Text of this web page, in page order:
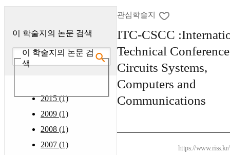
이 학술지의 논문 검색
이 학술지의 논문 검
색
2015 (1)
2009 (1)
2008 (1)
2007 (1)
관심학술지
ITC-CSCC
Technical
Circuits Systems,
Computers and
Communications
https://